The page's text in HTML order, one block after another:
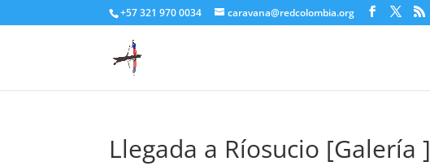
+57 321 970 0034 caravana@redcolombia.org
Llegada a Ríosucio [Galería ]